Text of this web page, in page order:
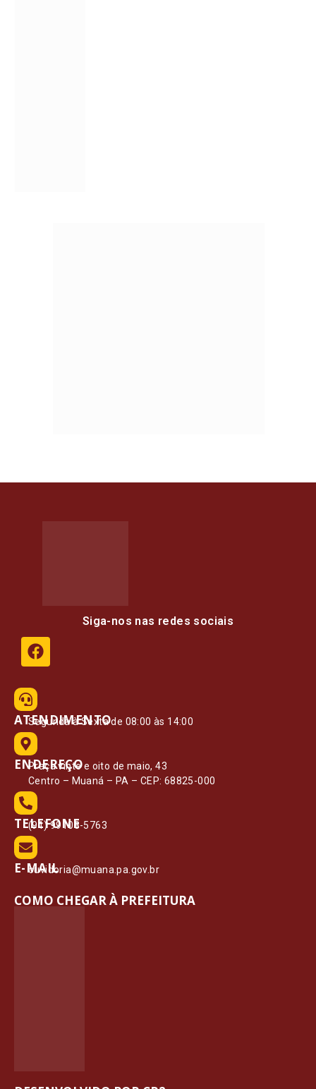
Siga-nos nas redes sociais
ATENDIMENTO
Segunda à Sexta de 08:00 às 14:00
ENDEREÇO
Praça vinte e oito de maio, 43
Centro – Muaná – PA – CEP: 68825-000
TELEFONE
(91) 99108-5763
E-MAIL
ouvidoria@muana.pa.gov.br
COMO CHEGAR À PREFEITURA